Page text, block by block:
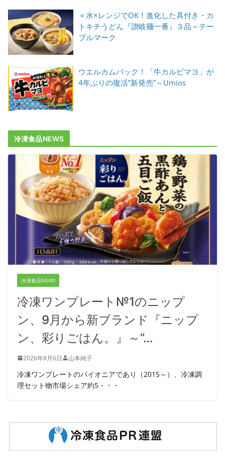
＋水×レンジでOK！進化した具付き・カ
トキチうどん『讃岐麺一番』３品～テー
ブルマーク
ウエルカムバック！「牛カルビマヨ」が
4年ぶりの復活”新発売”～Umios
冷凍食品NEWS
冷凍食品NEWS
冷凍ワンプレート№1のニップ
ン、9月から新ブランド『ニップ
ン、彩りごはん。』～”…
2026年8月6日 山本純子
冷凍ワンプレートのパイオニアであり（2015～）、冷凍調
理セット物市場シェア約5・・・